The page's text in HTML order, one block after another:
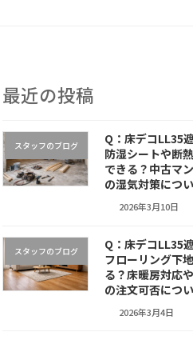
最近の投稿
スタッフのブログ
Q：床デコLL35
防湿シートや断
できる？中古マ
の湿気対策につ
2026年3月10日
スタッフのブログ
Q：床デコLL35
フローリング下
る？床暖房対応
の注文可否につ
2026年3月4日